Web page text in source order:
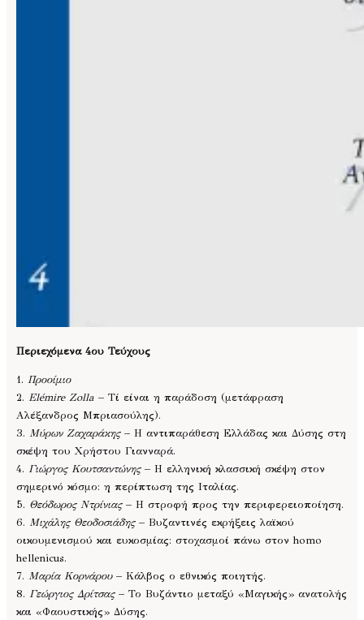
Περιεχόμενα 4ου Τεύχους
1. Προοίμιο
2. Elémire Zolla – Τί είναι η παράδοση (μετάφραση
Αλέξανδρος Μπριασούλης).
3. Μύρων Ζαχαράκης– Η αντιπαράθεση Ελλάδας και Δύσης στη
σκέψη του Χρήστου Γιανναρά.
4. Γιώργος Κουτσαντώνης– Η ελληνική κλασσική σκέψη στον
σημερινό κόσμο: η περίπτωση της Ιταλίας.
5. Θεόδωρος Ντρίνιας– Η στροφή προς την περιφερειοποίηση.
6. Μιχάλης Θεοδοσιάδης– Βυζαντινές εκρήξεις λαϊκού
οικουμενισμού και ευκοσμίας: στοχασμοί πάνω στον homo
hellenicus.
7. Μαρία Κορνάρου– Κάλβος ο εθνικός ποιητής.
8. Γεώργιος Δρίτσας– Το Βυζάντιο μεταξύ «Μαγικής» ανατολής
και «Φαουστικής» Δύσης.